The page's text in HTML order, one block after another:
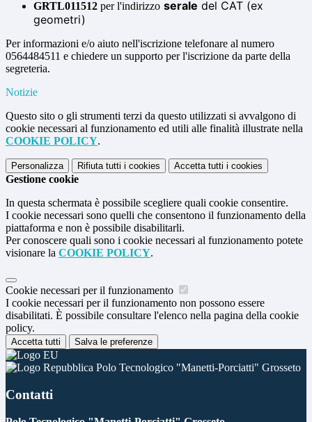
GRTL011512 per l'indirizzo serale del CAT (ex
geometri)
Per informazioni e/o aiuto nell'iscrizione telefonare al numero
0564484511 e chiedere un supporto per l'iscrizione da parte della
segreteria.
Notizie
Questo sito o gli strumenti terzi da questo utilizzati si avvalgono di
cookie necessari al funzionamento ed utili alle finalità illustrate nella
COOKIE POLICY.
Personalizza Rifiuta tutti i cookies Accetta tutti i cookies
Gestione cookie
In questa schermata è possibile scegliere quali cookie consentire.
I cookie necessari sono quelli che consentono il funzionamento della
piattaforma e non è possibile disabilitarli.
Per conoscere quali sono i cookie necessari al funzionamento potete
visionare la COOKIE POLICY.
Cookie necessari per il funzionamento
I cookie necessari per il funzionamento non possono essere
disabilitati. È possibile consultare l'elenco nella pagina della cookie
policy.
Accetta tutti Salva le preferenze
Polo Tecnologico "Manetti-Porciatti" Grosseto
Contatti